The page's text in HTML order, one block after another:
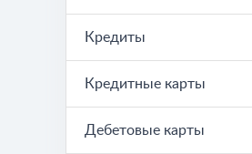
Кредиты
Кредитные карты
Дебетовые карты